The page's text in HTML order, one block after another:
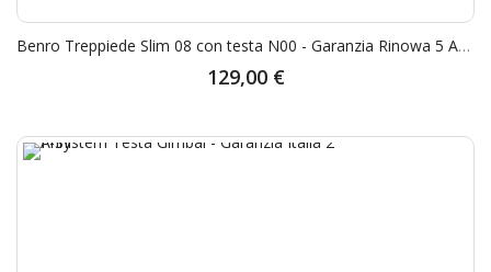
Benro Treppiede Slim 08 con testa N00 - Garanzia Rinowa 5 Anni
129,00 €